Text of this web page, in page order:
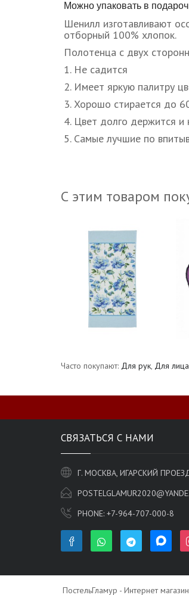
Можно упаковать в
Шенилл изготавливают
отборный 100% хлопок.
Полотенца с двух
1. Не садится
2. Имеет яркую палитру
3. Хорошо стирается до
4. Цвет долго держится и
5. Самые лучшие по
С этим товаром
Часто покупают: Для рук, Для лица
СВЯЗАТЬСЯ С НАМИ
Г. МОСКВА, ИГАРСКИЙ
PHONE: +7-964-707-000-8
ПостельГламур - Интернет